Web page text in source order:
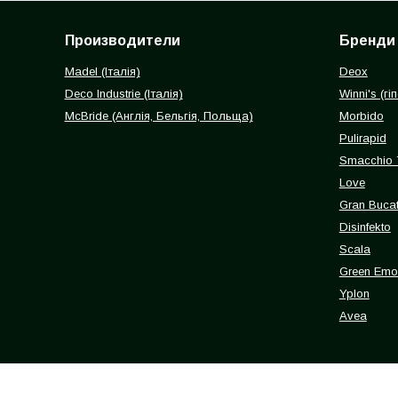
Производители
Madel (Італія)
Deco Industrie (Італія)
McBride (Англія, Бельгія, Польща)
Бренди
Deox
Winni's
Morbido
Pulirapid
Smacchio
Love
Gran
Disinfekto
Scala
Green
Yplon
Avea